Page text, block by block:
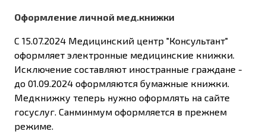
Оформление личной мед.книжки
С 15.07.2024 Медицинский центр "Консультант"
оформляет электронные медицинские книжки.
Исключение составляют иностранные граждане -
до 01.09.2024 оформляются бумажные книжки.
Медкнижку теперь нужно оформлять на сайте
госуслуг. Санминмум оформляется в прежнем
режиме.